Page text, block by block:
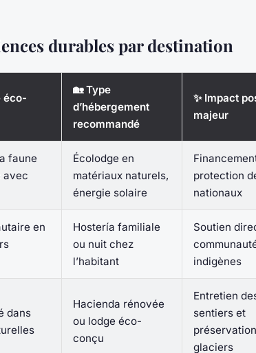
durables par destination
éco-
🏡 Type
d’hébergement
recommandé
✨ Impact
majeur
faune
avec
Écolodge en
matériaux naturels,
énergie solaire
protection
nationaux
en
Hostería familiale
ou nuit chez
l’habitant
Soutien
indigènes
dans
Hacienda rénovée
ou lodge éco-
conçu
Entretien
sentiers et
glaciers